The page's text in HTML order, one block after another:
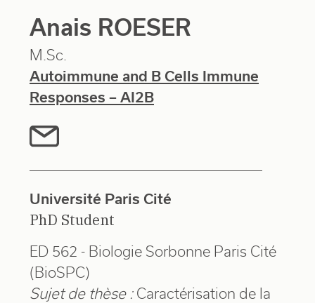
Anais ROESER
M.Sc.
Autoimmune and B Cells Immune
Responses – AI2B
Université Paris Cité
PhD Student
ED 562 - Biologie Sorbonne Paris Cité
(BioSPC)
Sujet de thèse : Caractérisation de la